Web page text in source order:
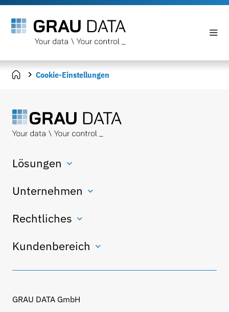
Cookie-Einstellungen
Lösungen
Unternehmen
Rechtliches
Kundenbereich
GRAU DATA GmbH